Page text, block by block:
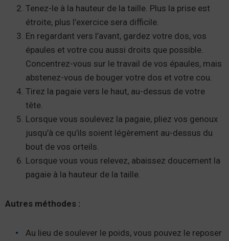
Tenez-le à la hauteur de la taille. Plus la prise est
étroite, plus l’exercice sera difficile.
En regardant vers l’avant, gardez votre dos, vos
épaules et votre cou aussi droits que possible.
Concentrez-vous sur le travail de vos épaules, mais
abstenez-vous de bouger votre dos et votre cou.
Tirez la pagaie vers le haut, au-dessus de votre
tête.
Lorsque vous soulevez la pagaie, pliez vos genoux
jusqu’à ce qu’ils soient légèrement au-dessus du
bout de vos orteils.
Lorsque vous vous relevez, abaissez doucement la
pagaie à la hauteur de la taille.
Autres méthodes :
Au lieu de soulever le poids, vous pouvez le reposer